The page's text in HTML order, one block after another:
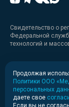
Свидетельство о
Федеральной
технологий и
Медиакит
Медиакит для
Продолжая
Политики ООО
персональных
даете свое
Если вы не